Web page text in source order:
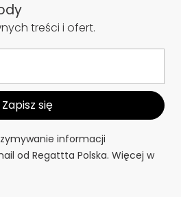
treści i ofert.
informacji
od Regattta Polska. Więcej w